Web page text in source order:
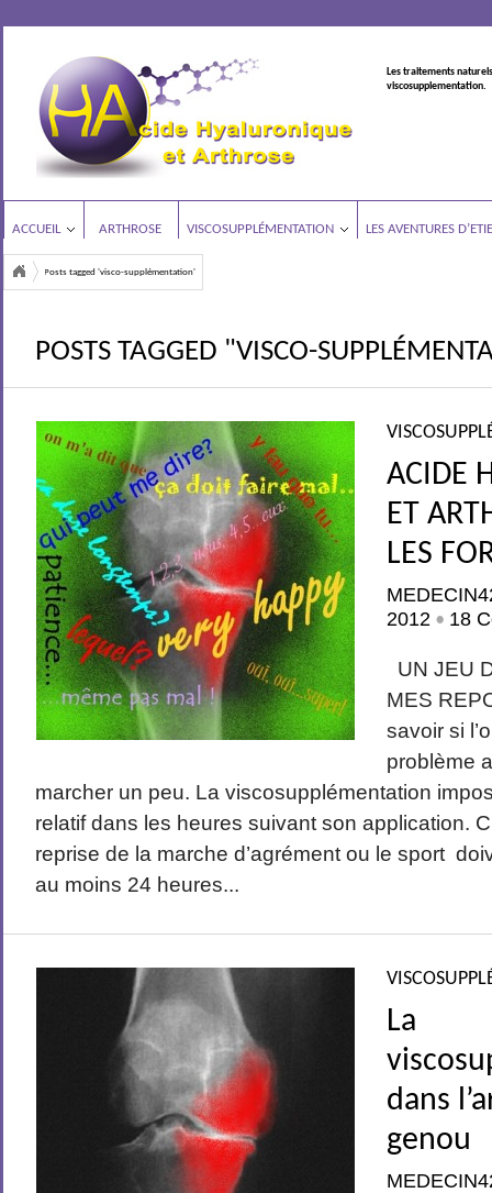
Les traitements
viscosupplementation.
ACCUEIL ARTHROSE VISCOSUPPLÉMENTATION LES AVENTURES
Posts tagged 'visco-supplémentation'
POSTS TAGGED "VISCO-
ACIDE
ET
LES
2012 • 18
UN JEU
MES
savoir si
problème
marcher un peu. La viscosupplémentation
relatif dans les heures suivant son application.
reprise de la marche d’agrément ou le sport
au moins 24 heures...
La
dans
genou